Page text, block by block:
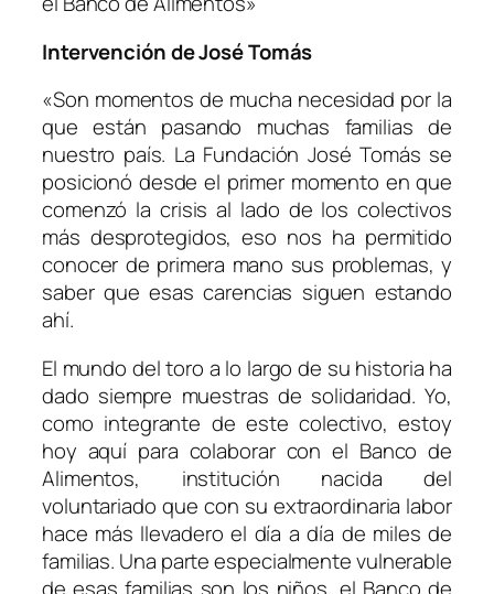
Intervención de José Tomás
«Son momentos de mucha necesidad por la
que están pasando muchas familias de
nuestro país. La Fundación José Tomás se
posicionó desde el primer momento en que
comenzó la crisis al lado de los colectivos
más desprotegidos, eso nos ha permitido
conocer de primera mano sus problemas, y
saber que esas carencias siguen estando
ahí.
El mundo del toro a lo largo de su historia ha
dado siempre muestras de solidaridad. Yo,
como integrante de este colectivo, estoy
hoy aquí para colaborar con el Banco de
Alimentos, institución nacida del
voluntariado que con su extraordinaria labor
hace más llevadero el día a día de miles de
familias. Una parte especialmente vulnerable
de esas familias son los niños, el Banco de